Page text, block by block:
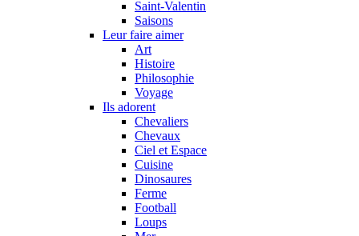
Saint-Valentin
Saisons
Leur faire aimer
Art
Histoire
Philosophie
Voyage
Ils adorent
Chevaliers
Chevaux
Ciel et Espace
Cuisine
Dinosaures
Ferme
Football
Loups